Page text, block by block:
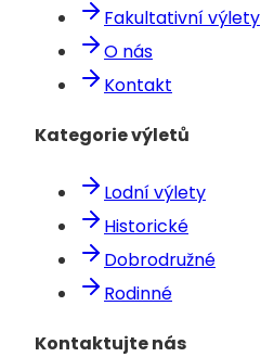
Fakultativní výlety
O nás
Kontakt
Kategorie výletů
Lodní výlety
Historické
Dobrodružné
Rodinné
Kontaktujte nás